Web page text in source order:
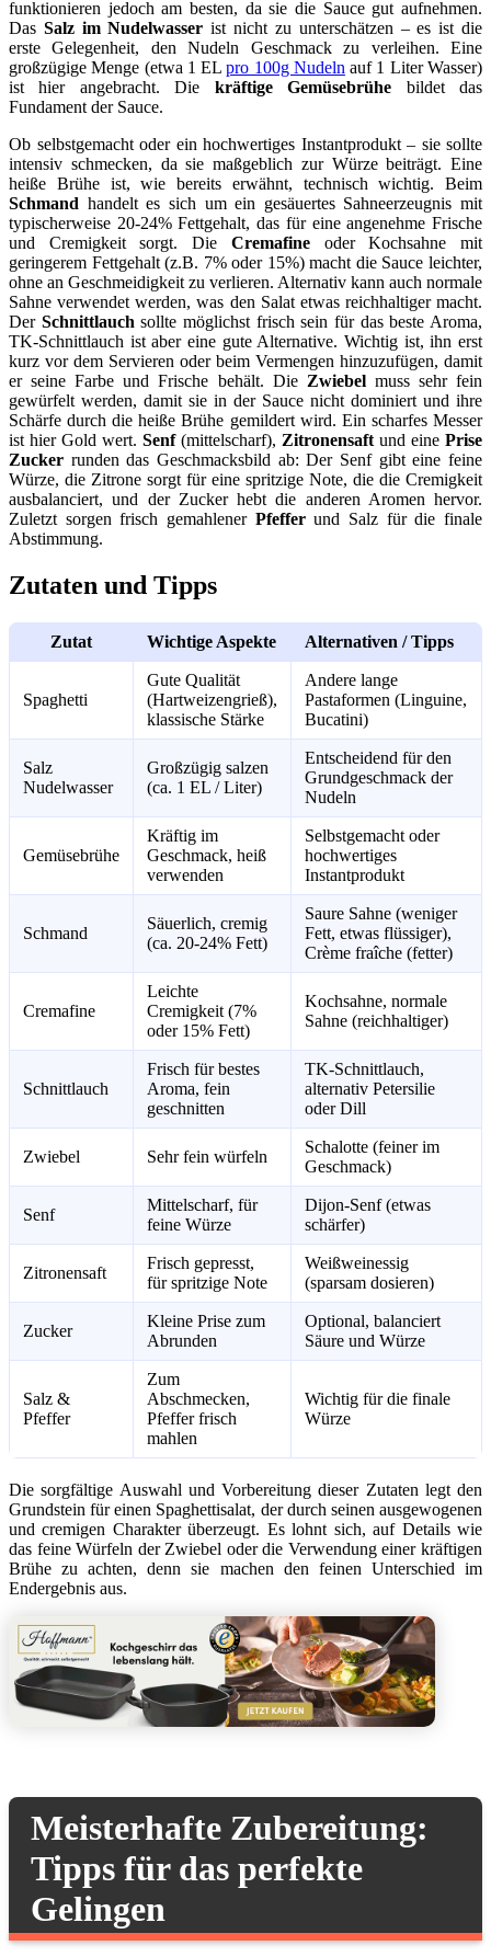
funktionieren jedoch am besten, da sie die Sauce gut aufnehmen.
Das Salz im Nudelwasser ist nicht zu unterschätzen – es ist die
erste Gelegenheit, den Nudeln Geschmack zu verleihen. Eine
großzügige Menge (etwa 1 ELpro 100g Nudeln auf 1 Liter Wasser)
ist hier angebracht. Die kräftige Gemüsebrühe bildet das
Fundament der Sauce.
Ob selbstgemacht oder ein hochwertiges Instantprodukt – sie sollte
intensiv schmecken, da sie maßgeblich zur Würze beiträgt. Eine
heiße Brühe ist, wie bereits erwähnt, technisch wichtig. Beim
Schmand handelt es sich um ein gesäuertes Sahneerzeugnis mit
typischerweise 20-24% Fettgehalt, das für eine angenehme Frische
und Cremigkeit sorgt. Die Cremafineoder Kochsahne mit
geringerem Fettgehalt (z.B. 7% oder 15%) macht die Sauce leichter,
ohne an Geschmeidigkeit zu verlieren. Alternativ kann auch normale
Sahne verwendet werden, was den Salat etwas reichhaltiger macht.
Der Schnittlauch sollte möglichst frisch sein für das beste Aroma,
TK-Schnittlauch ist aber eine gute Alternative. Wichtig ist, ihn erst
kurz vor dem Servieren oder beim Vermengen hinzuzufügen, damit
er seine Farbe und Frische behält. Die Zwiebelmuss sehr fein
gewürfelt werden, damit sie in der Sauce nicht dominiert und ihre
Schärfe durch die heiße Brühe gemildert wird. Ein scharfes Messer
ist hier Gold wert. Senf(mittelscharf), Zitronensaft und eine Prise
Zucker runden das Geschmacksbild ab: Der Senf gibt eine feine
Würze, die Zitrone sorgt für eine spritzige Note, die die Cremigkeit
ausbalanciert, und der Zucker hebt die anderen Aromen hervor.
Zuletzt sorgen frisch gemahlener Pfefferund Salz für die finale
Abstimmung.
Zutaten und Tipps
Zutat Wichtige Aspekte Alternativen / Tipps
Spaghetti
Gute Qualität
(Hartweizengrieß),
klassische Stärke
Andere lange
Pastaformen (Linguine,
Bucatini)
Salz
Nudelwasser
Großzügig salzen
(ca. 1 EL / Liter)
Entscheidend für den
Grundgeschmack der
Nudeln
Gemüsebrühe
Kräftig im
Geschmack, heiß
verwenden
Selbstgemacht oder
hochwertiges
Instantprodukt
Schmand
Säuerlich, cremig
(ca. 20-24% Fett)
Saure Sahne (weniger
Fett, etwas flüssiger),
Crème fraîche (fetter)
Cremafine
Leichte
Cremigkeit (7%
oder 15% Fett)
Kochsahne, normale
Sahne (reichhaltiger)
Schnittlauch
Frisch für bestes
Aroma, fein
geschnitten
TK-Schnittlauch,
alternativ Petersilie
oder Dill
Zwiebel Sehr fein würfeln
Schalotte (feiner im
Geschmack)
Senf
Mittelscharf, für
feine Würze
Dijon-Senf (etwas
schärfer)
Zitronensaft
Frisch gepresst,
für spritzige Note
Weißweinessig
(sparsam dosieren)
Zucker
Kleine Prise zum
Abrunden
Optional, balanciert
Säure und Würze
Salz &
Pfeffer
Zum
Abschmecken,
Pfeffer frisch
mahlen
Wichtig für die finale
Würze
Die sorgfältige Auswahl und Vorbereitung dieser Zutaten legt den
Grundstein für einen Spaghettisalat, der durch seinen ausgewogenen
und cremigen Charakter überzeugt. Es lohnt sich, auf Details wie
das feine Würfeln der Zwiebel oder die Verwendung einer kräftigen
Brühe zu achten, denn sie machen den feinen Unterschied im
Endergebnis aus.
Meisterhafte Zubereitung:
Tipps für das perfekte
Gelingen